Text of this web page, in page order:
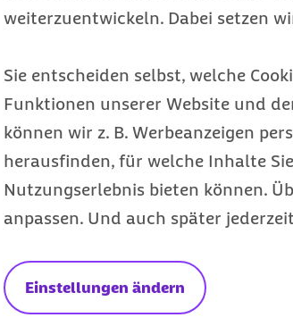
weiterzuentwickeln. Dabei setzen
Sie entscheiden selbst, welche
Funktionen unserer Website und
können wir z. B. Werbeanzeigen
herausfinden, für welche Inhalte
Nutzungserlebnis bieten können.
anpassen. Und auch später
Einstellungen ändern
Mitglied werden